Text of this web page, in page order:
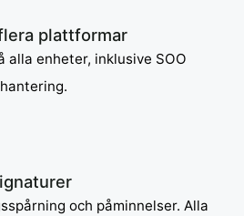
plattformar
alla enheter, inklusive SOO
och påminnelser. Alla